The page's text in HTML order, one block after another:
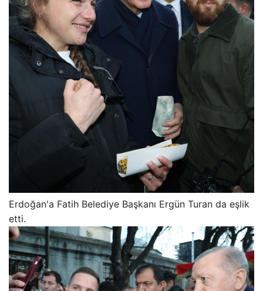
Erdoğan'a Fatih Belediye Başkanı Ergün Turan da eşlik
etti.